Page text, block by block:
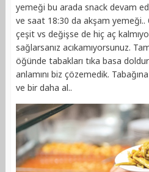
yemeği bu arada snack devam
ve saat 18:30 da akşam
çeşit vs değişse de hiç aç
sağlarsanız acıkamıyorsunuz.
öğünde tabakları tıka basa
anlamını biz çözemedik.
ve bir daha al..